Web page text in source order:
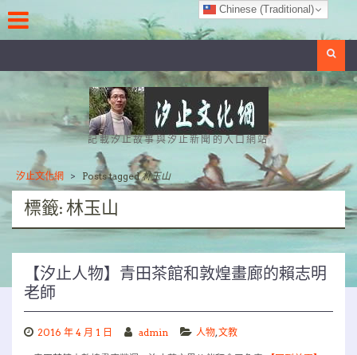
to
content
記載汐止故事與汐止新聞的入口網站
汐止文化網 > Posts tagged林玉山
標籤: 林玉山
【汐止人物】青田茶館和敦煌畫廊的賴志明
老師
2016 年 4 月 1 日 admin 人物,文教
Chinese (Traditional)